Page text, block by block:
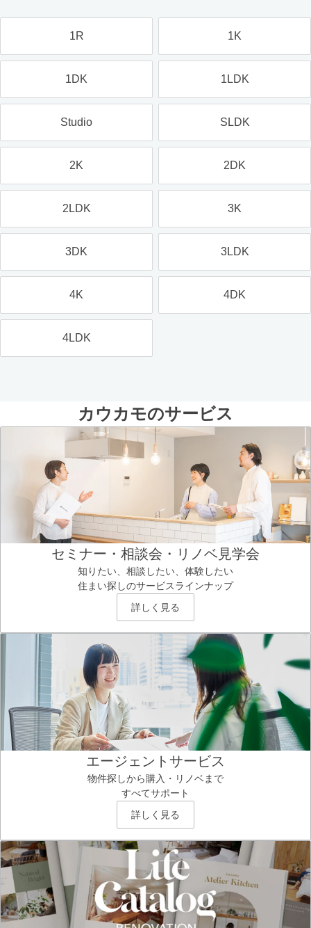
1R 1K
1DK 1LDK
Studio SLDK
2K 2DK
2LDK 3K
3DK 3LDK
4K 4DK
4LDK
カウカモのサービス
セミナー・相談会・リノベ見学会
知りたい、相談したい、体験したい
住まい探しのサービスラインナップ
詳しく見る
エージェントサービス
物件探しから購入・リノベまで
すべてサポート
詳しく見る